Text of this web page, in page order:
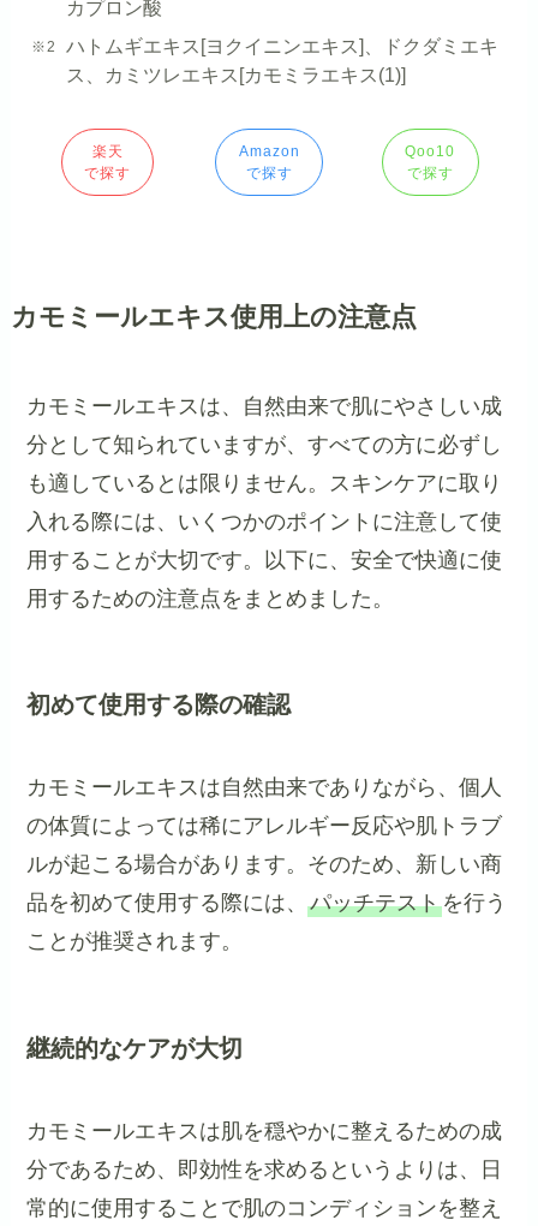
カプロン酸
ハトムギエキス[ヨクイニンエキス]、ドクダミエキ
ス、カミツレエキス[カモミラエキス(1)]
楽天
で探す
Amazon
で探す
Qoo10
で探す
カモミールエキス使用上の注意点
カモミールエキスは、自然由来で肌にやさしい成
分として知られていますが、すべての方に必ずし
も適しているとは限りません。スキンケアに取り
入れる際には、いくつかのポイントに注意して使
用することが大切です。以下に、安全で快適に使
用するための注意点をまとめました。
初めて使用する際の確認
カモミールエキスは自然由来でありながら、個人
の体質によっては稀にアレルギー反応や肌トラブ
ルが起こる場合があります。そのため、新しい商
品を初めて使用する際には、パッチテストを行う
ことが推奨されます。
継続的なケアが大切
カモミールエキスは肌を穏やかに整えるための成
分であるため、即効性を求めるというよりは、日
常的に使用することで肌のコンディションを整え